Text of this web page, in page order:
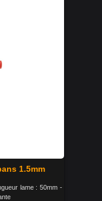
1.5mm
lame : 50mm -